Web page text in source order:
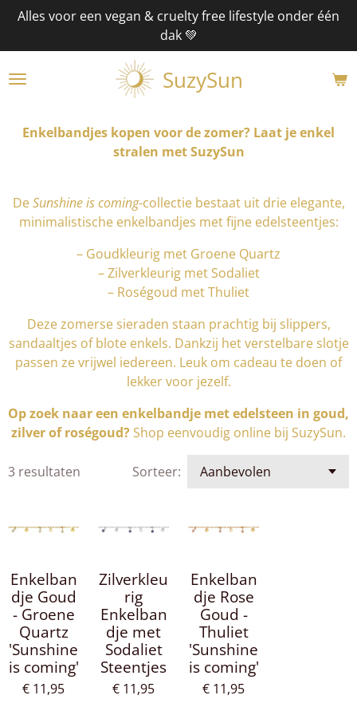
Ga
naar
de
SuzySun
Alles voor een vegan & cruelty free lifestyle onder één
dak 💚
Enkelbandjes kopen voor de zomer? Laat je enkel
stralen met SuzySun
DeSunshine is coming-collectie bestaat uit drie elegante,
minimalistische enkelbandjes met fijne edelsteentjes:
– Goudkleurig met Groene Quartz
– Zilverkleurig met Sodaliet
– Roségoud met Thuliet
Deze zomerse sieraden staan prachtig bij slippers,
sandaaltjes of blote enkels. Dankzij het verstelbare slotje
passen ze vrijwel iedereen. Leuk om cadeau te doen of
lekker voor jezelf.
Op zoek naar een enkelbandje met edelsteen in goud,
zilver of roségoud? Shop eenvoudig online bij SuzySun.
3 resultaten Sorteer:
Enkelban
dje Goud
- Groene
Quartz
'Sunshine
is coming'
€ 11,95
Zilverkleu
rig
Enkelban
dje met
Sodaliet
Steentjes
€ 11,95
Enkelban
dje Rose
Goud -
Thuliet
'Sunshine
is coming'
€ 11,95